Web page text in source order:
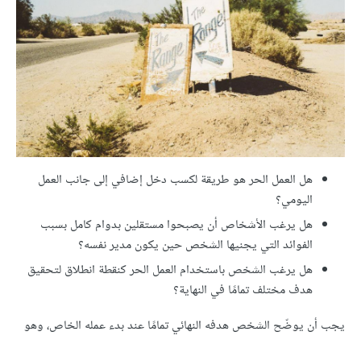
هل العمل الحر هو طريقة لكسب دخل إضافي إلى جانب العمل
اليومي؟
هل يرغب الأشخاص أن يصبحوا مستقلين بدوام كامل بسبب
الفوائد التي يجنيها الشخص حين يكون مدير نفسه؟
هل يرغب الشخص باستخدام العمل الحر كنقطة انطلاق لتحقيق
هدف مختلف تمامًا في النهاية؟
يجب أن يوضّح الشخص هدفه النهائي تمامًا عند بدء عمله الخاص، وهو